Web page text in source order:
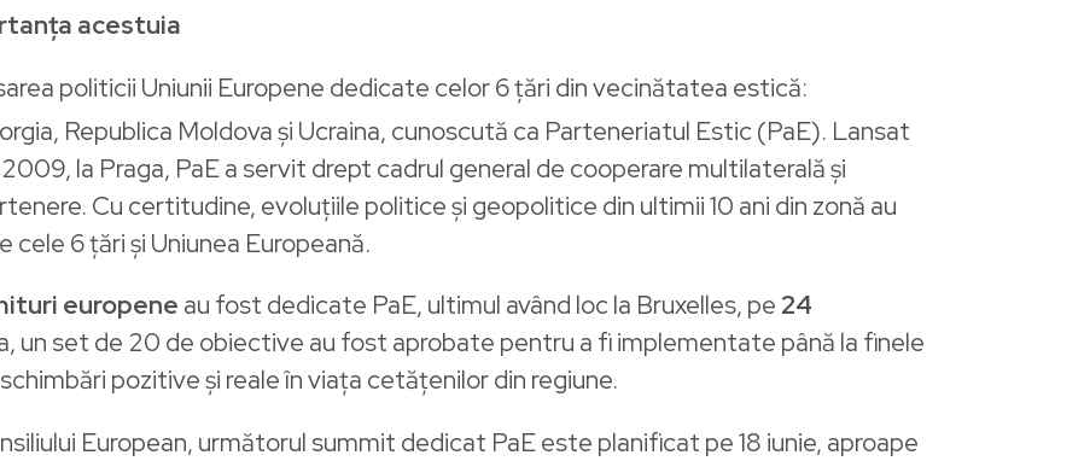
acestuia
politicii Uniunii Europene dedicate celor 6 țări din vecinătatea estică:
Republica Moldova și Ucraina, cunoscută ca Parteneriatul Estic (PaE). Lansat
la Praga, PaE a servit drept cadrul general de cooperare multilaterală și
Cu certitudine, evoluțiile politice și geopolitice din ultimii 10 ani din zonă au
6 țări și Uniunea Europeană.
europene au fost dedicate PaE, ultimul având loc la Bruxelles, pe 24
un set de 20 de obiective au fost aprobate pentru a fi implementate până la finele
pozitive și reale în viața cetățenilor din regiune.
European, următorul summit dedicat PaE este planificat pe 18 iunie, aproape